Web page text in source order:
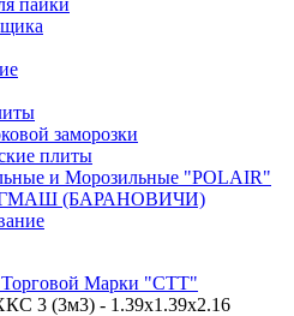
пайки
заморозки
плиты
и Морозильные "POLAIR"
(БАРАНОВИЧИ)
Марки "СТТ"
3 (3м3) - 1.39х1.39х2.16